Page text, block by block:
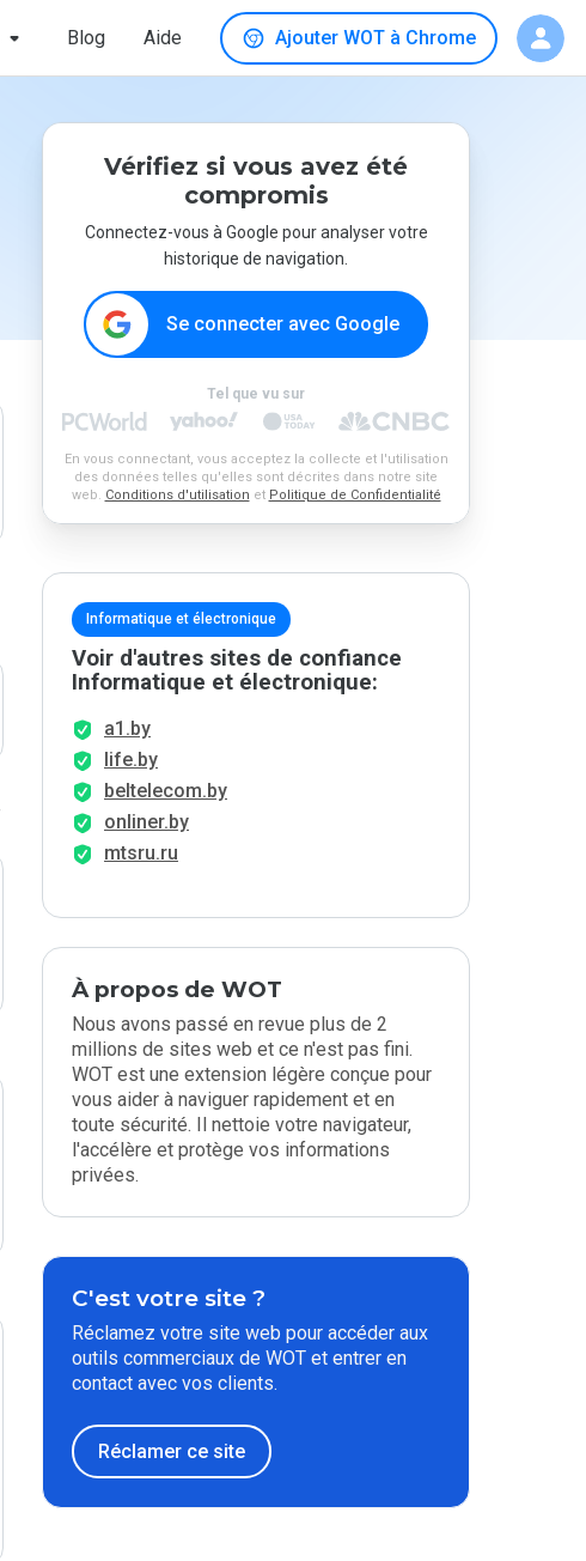
Blog Aide Ajouter WOT à Chrome
Vérifiez si vous avez été
compromis
Connectez-vous à Google pour analyser votre
historique de navigation.
Se connecter avec Google
Tel que vu sur
En vous connectant, vous acceptez la collecte et l'utilisation
des données telles qu'elles sont décrites dans notre site
web. Conditions d'utilisation et Politique de Confidentialité
Informatique et électronique
Voir d'autres sites de confiance
Informatique et électronique:
a1.by
life.by
beltelecom.by
onliner.by
mtsru.ru
À propos de WOT
Nous avons passé en revue plus de 2
millions de sites web et ce n'est pas fini.
WOT est une extension légère conçue pour
vous aider à naviguer rapidement et en
toute sécurité. Il nettoie votre navigateur,
l'accélère et protège vos informations
privées.
C'est votre site ?
Réclamez votre site web pour accéder aux
outils commerciaux de WOT et entrer en
contact avec vos clients.
Réclamer ce site